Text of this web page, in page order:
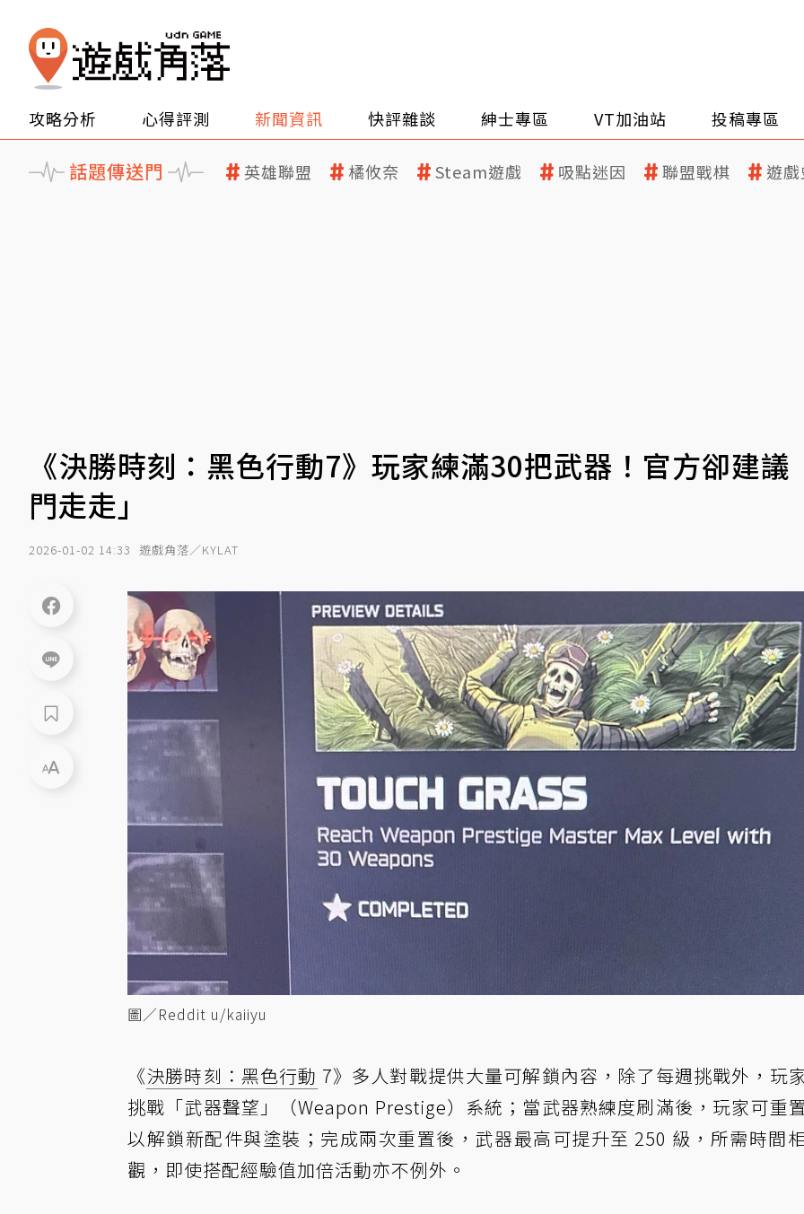
攻略分析 心得評測 新聞資訊 快評雜談 紳士專區 VT加油站 投稿專區
話題傳送門 英雄聯盟 橘攸奈 Steam遊戲 吸點迷因 聯盟戰棋 遊
《決勝時刻：黑色行動7》玩家練滿30把武器！官方卻建議
門走走」
2026-01-02 14:33 遊戲角落／KYLAT
圖／Reddit u/kaiiyu
《決勝時刻：黑色行動 7》多人對戰提供大量可解鎖內容，除了每週挑戰外，玩
挑戰「武器聲望」（Weapon Prestige）系統；當武器熟練度刷滿後，玩家可重
以解鎖新配件與塗裝；完成兩次重置後，武器最高可提升至 250 級，所需時間
觀，即使搭配經驗值加倍活動亦不例外。